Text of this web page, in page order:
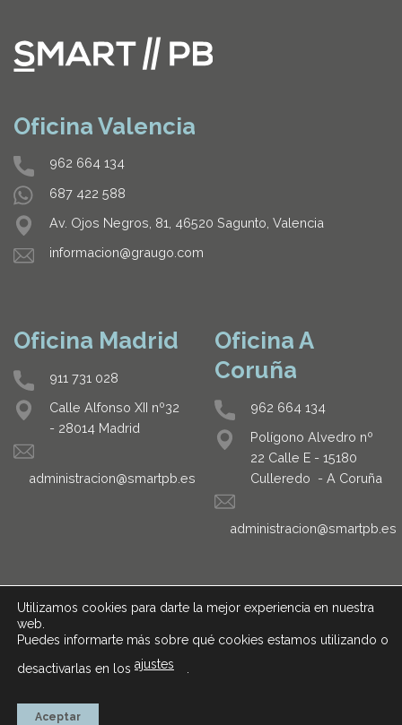
Oficina Madrid
911 731 028
Calle Alfonso XII nº32
- 28014 Madrid
administracion@smartpb.es
Oficina Valencia
962 664 134
687 422 588
Av. Ojos Negros, 81, 46520 Sagunto, Valencia
informacion@graugo.com
Oficina A
Coruña
962 664 134
Polígono Alvedro nº
22 Calle E - 15180
Culleredo - A Coruña
administracion@smartpb.es
Utilizamos cookies para darte la mejor experiencia en nuestra
web.
Puedes informarte más sobre qué cookies estamos utilizando o
desactivarlas en los ajustes
Aceptar